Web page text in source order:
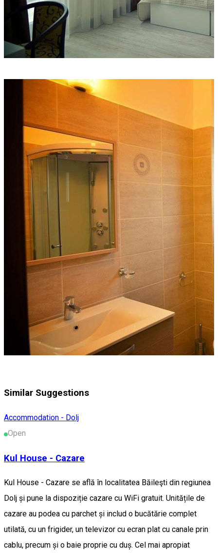
Similar Suggestions
Accommodation - Dolj
Open
Kul House - Cazare
Kul House - Cazare se află în localitatea Băileşti din regiunea
Dolj și pune la dispoziție cazare cu WiFi gratuit. Unitățile de
cazare au podea cu parchet și includ o bucătărie complet
utilată, cu un frigider, un televizor cu ecran plat cu canale prin
cablu, precum și o baie proprie cu duș. Cel mai apropiat